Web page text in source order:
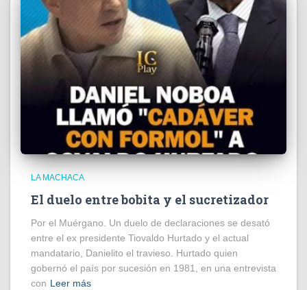
LA MACHACA
El duelo entre bobita y el sucretizador
Por el Muérgano. Un duelo de declaraciones se desató
entre el ex presidente Tiovaldo Hurtado y el actual
mandatario, Danielito el travieso. Hurtado quien
gobernó el país por sucesión en 1981, en una entrevista
con Leer más